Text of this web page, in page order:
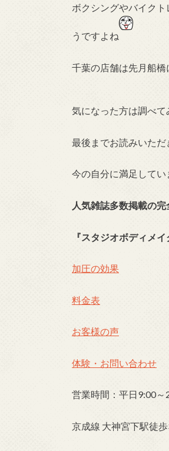
ボクシングやバイク
うですよね
千葉の店舗は先月船
気になった方は調べて
最後までお読みいた
今の自分に満足してい
人気雑誌多数掲載の
『スタジオボディメイ
加圧の効果
料金表
お客様の声
体験・お問い合わせ
営業時間：平日9:00
京成線 大神宮下駅徒